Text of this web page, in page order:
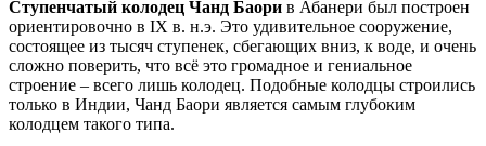
Ступенчатый колодец Чанд Баори в Абанери был построен
ориентировочно в IX в. н.э. Это удивительное сооружение,
состоящее из тысяч ступенек, сбегающих вниз, к воде, и очень
сложно поверить, что всё это громадное и гениальное
строение – всего лишь колодец. Подобные колодцы строились
только в Индии, Чанд Баори является самым глубоким
колодцем такого типа.